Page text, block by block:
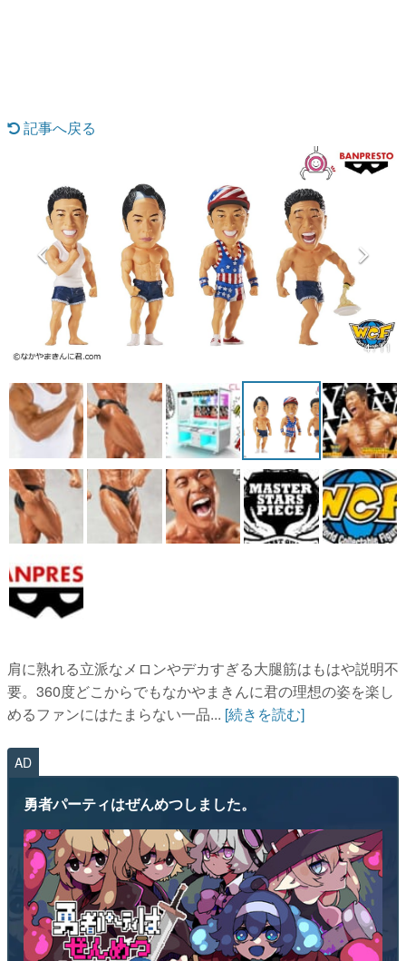
特集記事
女性向け
アプリレビュー
その他
電ファミニコゲーマーとは？
運営：株式会社マレ
記事へ戻る
4 / 11
肩に熟れる立派なメロンやデカすぎる大腿筋はもはや説明不
要。360度どこからでもなかやまきんに君の理想の姿を楽し
めるファンにはたまらない一品... [続きを読む]
AD
勇者パーティはぜんめつしました。